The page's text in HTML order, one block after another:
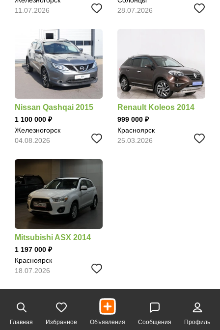
11.07.2026
28.07.2026
Nissan Qashqai 2015
1 100 000
Железногорск
04.08.2026
Renault Koleos 2014
999 000
Красноярск
25.03.2026
Mitsubishi ASX 2014
1 197 000
Красноярск
18.07.2026
Главная Избранное Объявления Сообщения Профиль